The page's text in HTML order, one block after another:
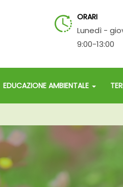
ORARI
Lunedì -
9:00-13:00
EDUCAZIONE AMBIENTALE